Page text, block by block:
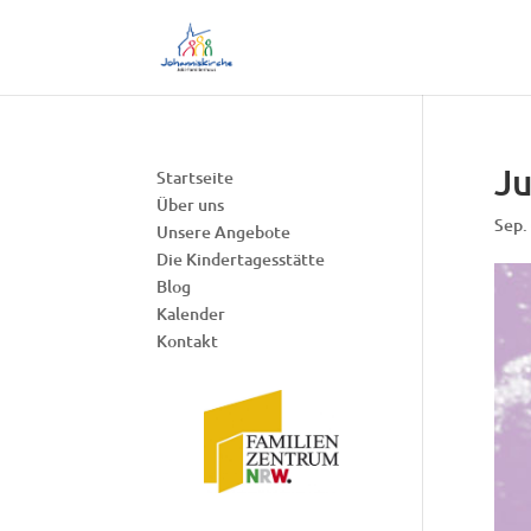
Startseite
Über uns
Unsere Angebote
Die Kindertagesstätte
Blog
Kalender
Kontakt